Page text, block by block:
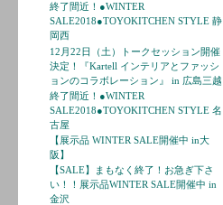
終了間近！●WINTER
SALE2018●TOYOKITCHEN STYLE 静
岡西
12月22日（土）トークセッション開催
決定！『Kartell インテリアとファッシ
ョンのコラボレーション』 in 広島三越
終了間近！●WINTER
SALE2018●TOYOKITCHEN STYLE 名
古屋
【展示品 WINTER SALE開催中 in大
阪】
【SALE】まもなく終了！お急ぎ下さ
い！！展示品WINTER SALE開催中 in
金沢